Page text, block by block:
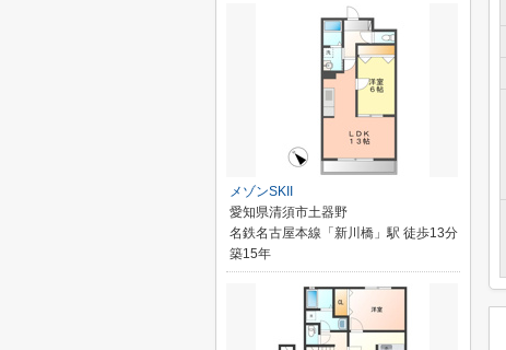
メゾンSKII
愛知県清須市土器野
名鉄名古屋本線「新川橋」駅 徒歩13分
築15年